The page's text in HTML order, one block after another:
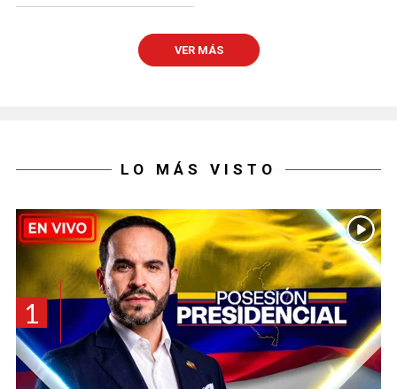
VER MÁS
LO MÁS VISTO
1